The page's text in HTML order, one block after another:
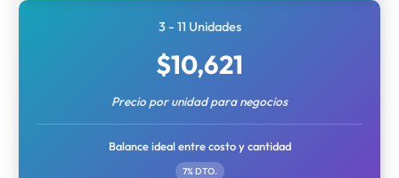
3 - 11 Unidades
$10,621
Precio por unidad para negocios
Balance ideal entre costo y cantidad
7% DTO.